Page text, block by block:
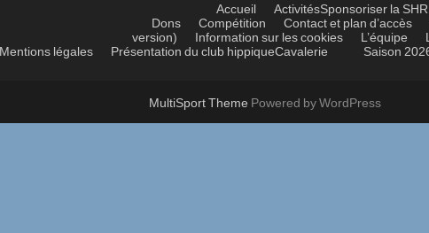
Accueil ActivitésSponsoriser la
Dons
Compétition Contact et plan d’accès
version)
Information sur les cookies L’équipe
Mentions légales Présentation du club hippiqueCavalerie Saison
MultiSport Theme Powered by WordPress